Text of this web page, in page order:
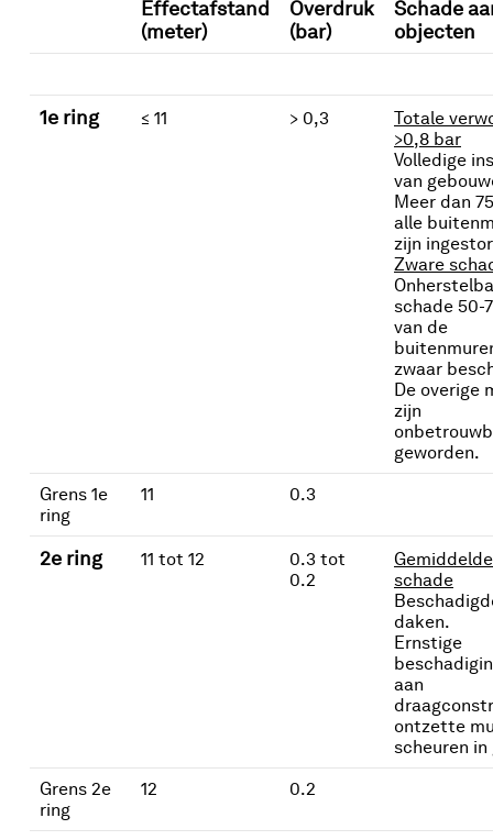
Effectafstand
(meter)
Overdruk
(bar)
Schade
objecten
1e ring ≤ 11 > 0,3
Totale
>0,8 bar
Volledige
van
Meer dan
alle
zijn
Zware
schade 50-
van de
zwaar
De overige
zijn
geworden.
Grens 1e
ring
11 0.3
2e ring 11 tot 12
0.3 tot
0.2
Gemiddelde
schade
daken.
Ernstige
aan
ontzette
scheuren in
Grens 2e
ring
12 0.2